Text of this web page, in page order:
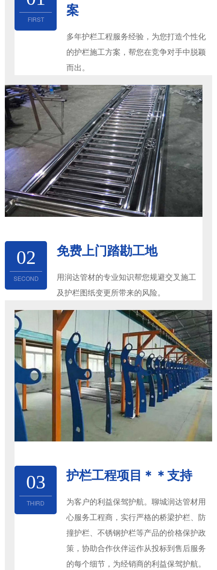
FIRST
案
多年护栏工程服务经验，为您打造个性化
的护栏施工方案，帮您在竞争对手中脱颖
而出。
02
SECOND
免费上门踏勘工地
用润达管材的专业知识帮您规避交叉施工
及护栏图纸变更所带来的风险。
03
THIRD
护栏工程项目＊＊支持
为客户的利益保驾护航。聊城润达管材用
心服务工程商，实行严格的桥梁护栏、防
撞护栏、不锈钢护栏等产品的价格保护政
策，协助合作伙伴运作从投标到售后服务
的每个细节，为经销商的利益保驾护航。